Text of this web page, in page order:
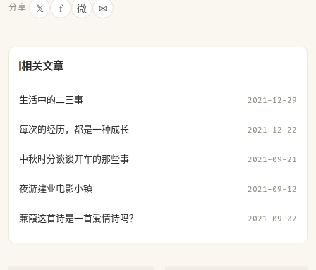
分享 𝕏 f 微 ✉
相关文章
生活中的二三事 2021-12-29
每次的经历，都是一种成长 2021-12-22
中秋时分谈谈开车的那些事 2021-09-21
夜游建业电影小镇 2021-09-12
蒹葭这首诗是一首爱情诗吗？ 2021-09-07